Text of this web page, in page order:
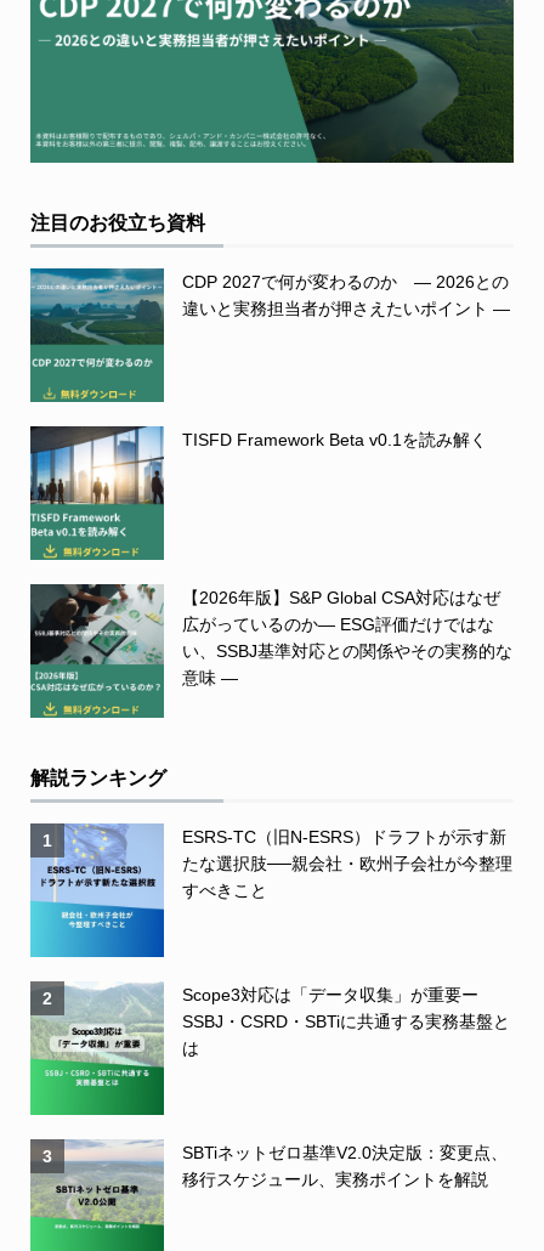
注目のお役立ち資料
CDP 2027で何が変わるのか ― 2026との
違いと実務担当者が押さえたいポイント ―
TISFD Framework Beta v0.1を読み解く
【2026年版】S&P Global CSA対応はなぜ
広がっているのか― ESG評価だけではな
い、SSBJ基準対応との関係やその実務的な
意味 ―
解説ランキング
1
ESRS-TC（旧N-ESRS）ドラフトが示す新
たな選択肢──親会社・欧州子会社が今整理
すべきこと
2
Scope3対応は「データ収集」が重要ー
SSBJ・CSRD・SBTiに共通する実務基盤と
は
3
SBTiネットゼロ基準V2.0決定版：変更点、
移行スケジュール、実務ポイントを解説